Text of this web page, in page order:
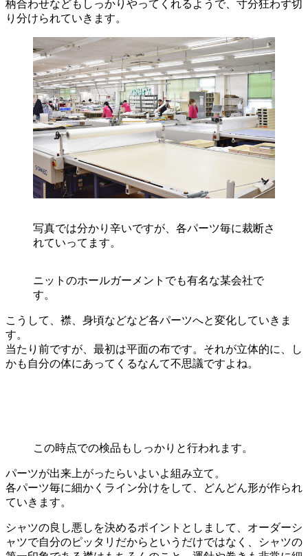
柄合わせなどもしっかりやってくれるようで、寸分狂わず切
り分けられていきます。
写真では分かり辛いですが、各パーツ毎に裁断さ
れていってます。
ニットのホールガーメントでも有名な某会社で
す。
こうして、襟、身頃などなど各パーツへと変化していきま
す。
当たり前ですが、最初は平面の布です。それが立体的に、し
かも自分の体にあってくるなんて不思議ですよね。
この時点での検品もしっかりと行われます。
パーツが出来上がったらいよいよ組み立て。
各パーツ毎に細かくライン分けをして、どんどん形が作られ
ていきます。
シャツの良し悪しを決めるポイントとしまして、オーダーシ
ャツで自分のピッタリだからというだけではなく、シャツの